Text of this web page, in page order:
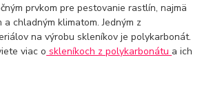
prvkom pre pestovanie rastlín, najmä
chladným klimatom. Jedným z
na výrobu skleníkov je polykarbonát.
viac o skleníkoch z polykarbonátu a ich